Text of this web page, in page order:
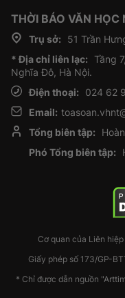
THỜI BÁO VĂN HỌC
Trụ sở:
51 Trần
* Địa chỉ liên lạc: Tầng
Nghĩa Đô, Hà Nội.
Điện thoại:
024 62
Email:
Tổng biên tập:
Phó Tổng biên tập:
Cơ quan của Liên
Giấy phép số 173/GP-
* Chỉ được dẫn nguồn